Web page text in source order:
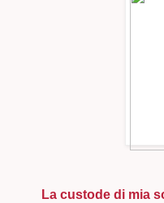
La custode di mia